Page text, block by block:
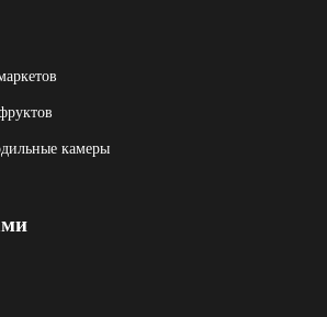
камеры